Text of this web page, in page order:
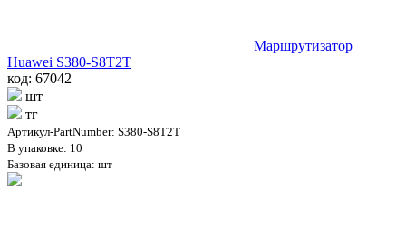
Маршрутизатор
Huawei S380-S8T2T
код: 67042
шт
тг
Артикул-PartNumber: S380-S8T2T
В упаковке: 10
Базовая единица: шт